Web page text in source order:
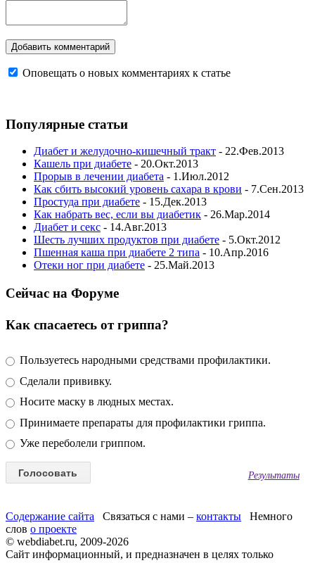
Оповещать о новых комментариях к статье
Популярные статьи
Диабет и желудочно-кишечный тракт - 22.Фев.2013
Кашель при диабете - 20.Окт.2013
Прорыв в лечении диабета - 1.Июл.2012
Как сбить высокий уровень сахара в крови - 7.Сен.2013
Простуда при диабете - 15.Дек.2013
Как набрать вес, если вы диабетик - 26.Мар.2014
Диабет и секс - 14.Авг.2013
Шесть лучших продуктов при диабете - 5.Окт.2012
Пшенная каша при диабете 2 типа - 10.Апр.2016
Отеки ног при диабете - 25.Май.2013
Сейчас на Форуме
Как спасаетесь от гриппа?
Пользуетесь народными средствами профилактики.
Сделали прививку.
Носите маску в людных местах.
Принимаете препараты для профилактики гриппа.
Уже переболели гриппом.
Результаты
Содержание сайта Связаться с нами – контакты Немного
слов о проекте
© webdiabet.ru, 2009-2026
Сайт информационный, и предназначен в целях только